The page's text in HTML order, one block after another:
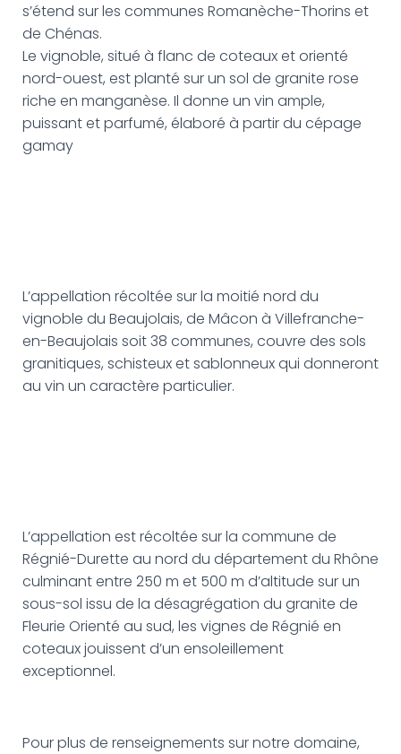
s’étend sur les communes Romanèche-Thorins et
de Chénas.
Le vignoble, situé à flanc de coteaux et orienté
nord-ouest, est planté sur un sol de granite rose
riche en manganèse. Il donne un vin ample,
puissant et parfumé, élaboré à partir du cépage
gamay
L’appellation récoltée sur la moitié nord du
vignoble du Beaujolais, de Mâcon à Villefranche-
en-Beaujolais soit 38 communes, couvre des sols
granitiques, schisteux et sablonneux qui donneront
au vin un caractère particulier.
L’appellation est récoltée sur la commune de
Régnié-Durette au nord du département du Rhône
culminant entre 250 m et 500 m d’altitude sur un
sous-sol issu de la désagrégation du granite de
Fleurie Orienté au sud, les vignes de Régnié en
coteaux jouissent d’un ensoleillement
exceptionnel.
Pour plus de renseignements sur notre domaine,